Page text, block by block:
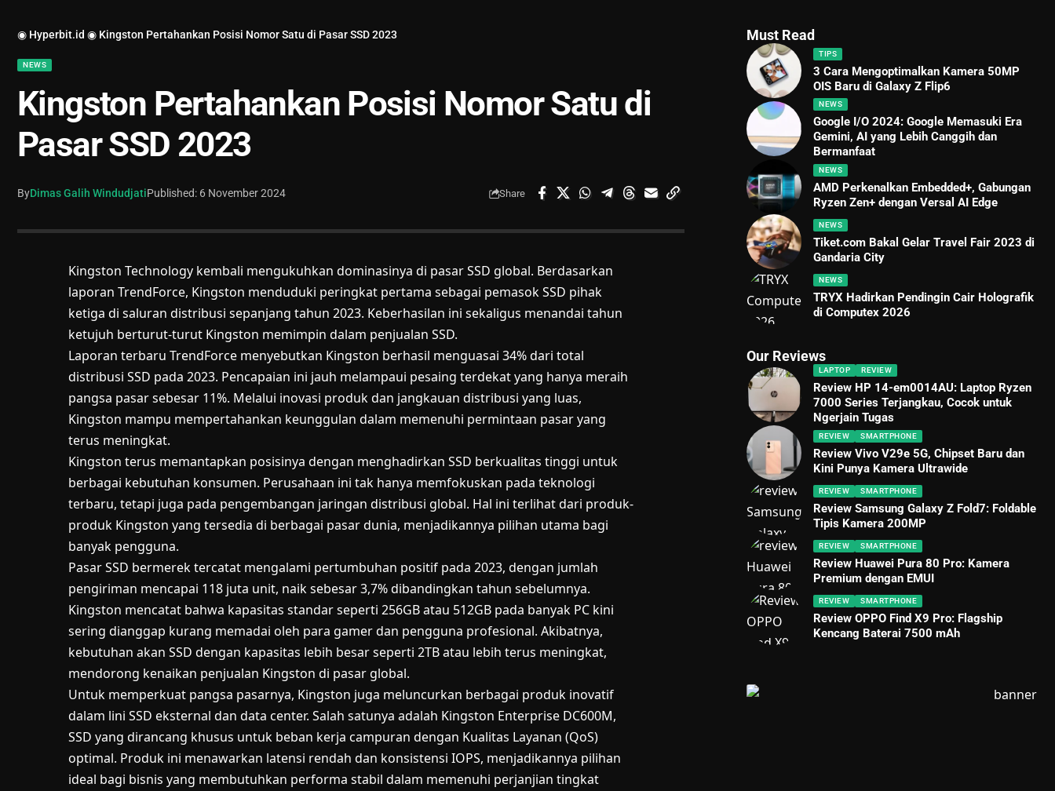
◉ Hyperbit.id ◉ Kingston Pertahankan Posisi Nomor Satu di Pasar SSD 2023
NEWS
Kingston Pertahankan Posisi Nomor Satu di
Pasar SSD 2023
ByDimas Galih WindudjatiPublished: 6 November 2024 Share
Kingston Technology kembali mengukuhkan dominasinya di pasar SSD global. Berdasarkan
laporan TrendForce, Kingston menduduki peringkat pertama sebagai pemasok SSD pihak
ketiga di saluran distribusi sepanjang tahun 2023. Keberhasilan ini sekaligus menandai tahun
ketujuh berturut-turut Kingston memimpin dalam penjualan SSD.
Laporan terbaru TrendForce menyebutkan Kingston berhasil menguasai 34% dari total
distribusi SSD pada 2023. Pencapaian ini jauh melampaui pesaing terdekat yang hanya meraih
pangsa pasar sebesar 11%. Melalui inovasi produk dan jangkauan distribusi yang luas,
Kingston mampu mempertahankan keunggulan dalam memenuhi permintaan pasar yang
terus meningkat.
Kingston terus memantapkan posisinya dengan menghadirkan SSD berkualitas tinggi untuk
berbagai kebutuhan konsumen. Perusahaan ini tak hanya memfokuskan pada teknologi
terbaru, tetapi juga pada pengembangan jaringan distribusi global. Hal ini terlihat dari produk-
produk Kingston yang tersedia di berbagai pasar dunia, menjadikannya pilihan utama bagi
banyak pengguna.
Pasar SSD bermerek tercatat mengalami pertumbuhan positif pada 2023, dengan jumlah
pengiriman mencapai 118 juta unit, naik sebesar 3,7% dibandingkan tahun sebelumnya.
Kingston mencatat bahwa kapasitas standar seperti 256GB atau 512GB pada banyak PC kini
sering dianggap kurang memadai oleh para gamer dan pengguna profesional. Akibatnya,
kebutuhan akan SSD dengan kapasitas lebih besar seperti 2TB atau lebih terus meningkat,
mendorong kenaikan penjualan Kingston di pasar global.
Untuk memperkuat pangsa pasarnya, Kingston juga meluncurkan berbagai produk inovatif
dalam lini SSD eksternal dan data center. Salah satunya adalah Kingston Enterprise DC600M,
SSD yang dirancang khusus untuk beban kerja campuran dengan Kualitas Layanan (QoS)
optimal. Produk ini menawarkan latensi rendah dan konsistensi IOPS, menjadikannya pilihan
ideal bagi bisnis yang membutuhkan performa stabil dalam memenuhi perjanjian tingkat
Must Read
TIPS
3 Cara Mengoptimalkan Kamera 50MP
OIS Baru di Galaxy Z Flip6
NEWS
Google I/O 2024: Google Memasuki Era
Gemini, AI yang Lebih Canggih dan
Bermanfaat
NEWS
AMD Perkenalkan Embedded+, Gabungan
Ryzen Zen+ dengan Versal AI Edge
NEWS
Tiket.com Bakal Gelar Travel Fair 2023 di
Gandaria City
NEWS
TRYX Hadirkan Pendingin Cair Holografik
di Computex 2026
Our Reviews
LAPTOP REVIEW
Review HP 14-em0014AU: Laptop Ryzen
7000 Series Terjangkau, Cocok untuk
Ngerjain Tugas
REVIEW SMARTPHONE
Review Vivo V29e 5G, Chipset Baru dan
Kini Punya Kamera Ultrawide
REVIEW SMARTPHONE
Review Samsung Galaxy Z Fold7: Foldable
Tipis Kamera 200MP
REVIEW SMARTPHONE
Review Huawei Pura 80 Pro: Kamera
Premium dengan EMUI
REVIEW SMARTPHONE
Review OPPO Find X9 Pro: Flagship
Kencang Baterai 7500 mAh